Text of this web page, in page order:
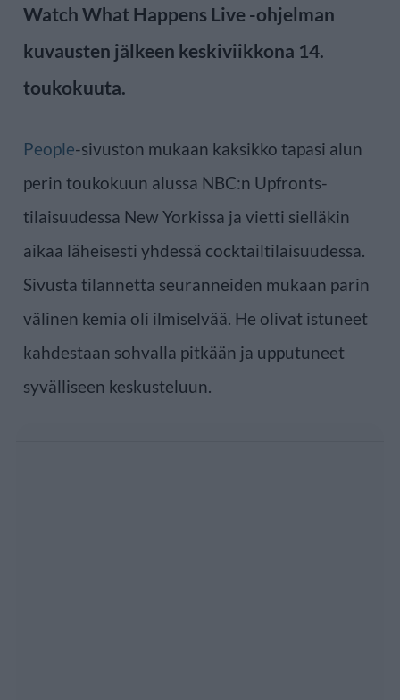
Watch What Happens Live -ohjelman
kuvausten jälkeen keskiviikkona 14.
toukokuuta.
People-sivuston mukaan kaksikko tapasi alun
perin toukokuun alussa NBC:n Upfronts-
tilaisuudessa New Yorkissa ja vietti sielläkin
aikaa läheisesti yhdessä cocktailtilaisuudessa.
Sivusta tilannetta seuranneiden mukaan parin
välinen kemia oli ilmiselvää. He olivat istuneet
kahdestaan sohvalla pitkään ja upputuneet
syvälliseen keskusteluun.